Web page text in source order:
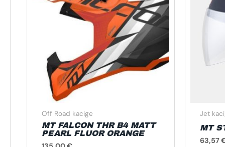
Off Road kacige
MT FALCON THR B4 MATT
PEARL FLUOR ORANGE
više
varijanti.
Opcije
se
mogu
odabrati
Jet
MT
63,57